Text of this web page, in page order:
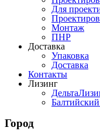
Для
Монтаж
ПНР
Доставка
Упаковка
Доставка
Контакты
Лизинг
Город